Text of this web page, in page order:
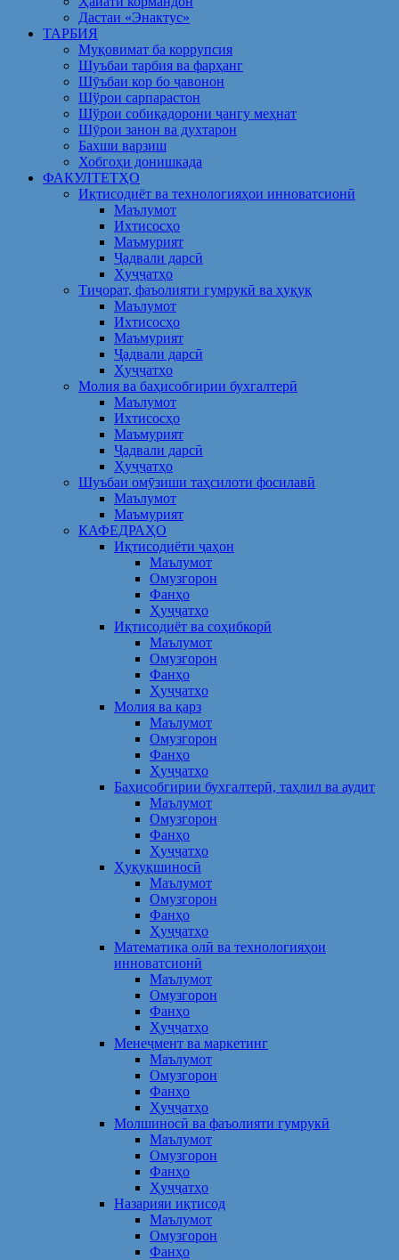
Дастаи «Энактус»
ТАРБИЯ
Муқовимат ба коррупсия
Шуъбаи тарбия ва фарҳанг
Шӯъбаи кор бо ҷавонон
Шўрои сарпарастон
Шўрои собиқадорони ҷангу меҳнат
Шӯрои занон ва духтарон
Бахши варзиш
Хобгоҳи донишкада
ФАКУЛТЕТҲО
Иқтисодиёт ва технологияҳои инноватсионӣ
Маълумот
Ихтисосҳо
Маъмурият
Ҷадвали дарсӣ
Ҳуҷҷатҳо
Тиҷорат, фаъолияти гумрукӣ ва ҳуқуқ
Маълумот
Ихтисосҳо
Маъмурият
Ҷадвали дарсӣ
Ҳуҷҷатҳо
Молия ва баҳисобгирии бухгалтерӣ
Маълумот
Ихтисосҳо
Маъмурият
Ҷадвали дарсӣ
Ҳуҷҷатҳо
Шуъбаи омӯзиши таҳсилоти фосилавӣ
Маълумот
Маъмурият
КАФЕДРАҲО
Иқтисодиёти ҷаҳон
Маълумот
Омузгорон
Фанҳо
Ҳуҷҷатҳо
Иқтисодиёт ва соҳибкорӣ
Маълумот
Омузгорон
Фанҳо
Ҳуҷҷатҳо
Молия ва қарз
Маълумот
Омузгорон
Фанҳо
Ҳуҷҷатҳо
Баҳисобгирии бухгалтерӣ, таҳлил ва аудит
Маълумот
Омузгорон
Фанҳо
Ҳуҷҷатҳо
Ҳуқуқшиносӣ
Маълумот
Омузгорон
Фанҳо
Ҳуҷҷатҳо
Математика олӣ ва технологияҳои
инноватсионӣ
Маълумот
Омузгорон
Фанҳо
Ҳуҷҷатҳо
Менеҷмент ва маркетинг
Маълумот
Омузгорон
Фанҳо
Ҳуҷҷатҳо
Молшиносӣ ва фаъолияти гумрукӣ
Маълумот
Омузгорон
Фанҳо
Ҳуҷҷатҳо
Назарияи иқтисод
Маълумот
Омузгорон
Фанҳо